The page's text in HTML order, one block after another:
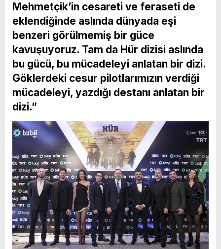
Mehmetçik’in cesareti ve feraseti de
eklendiğinde aslında dünyada eşi
benzeri görülmemiş bir güce
kavuşuyoruz. Tam da Hür dizisi aslında
bu gücü, bu mücadeleyi anlatan bir dizi.
Göklerdeki cesur pilotlarımızın verdiği
mücadeleyi, yazdığı destanı anlatan bir
dizi.”